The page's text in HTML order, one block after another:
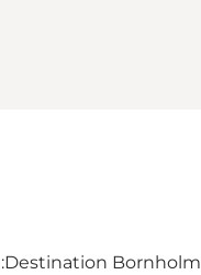
Destination Bornholm